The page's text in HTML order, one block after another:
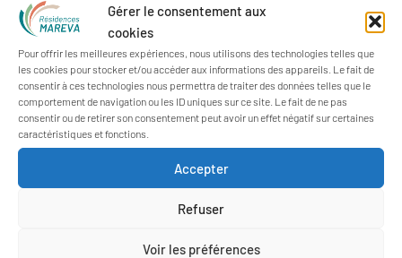
Gérer le consentement aux
cookies
Pour offrir les meilleures expériences, nous utilisons des technologies telles que
les cookies pour stocker et/ou accéder aux informations des appareils. Le fait de
consentir à ces technologies nous permettra de traiter des données telles que le
comportement de navigation ou les ID uniques sur ce site. Le fait de ne pas
consentir ou de retirer son consentement peut avoir un effet négatif sur certaines
caractéristiques et fonctions.
Accepter
Refuser
Voir les préférences
accueillies.